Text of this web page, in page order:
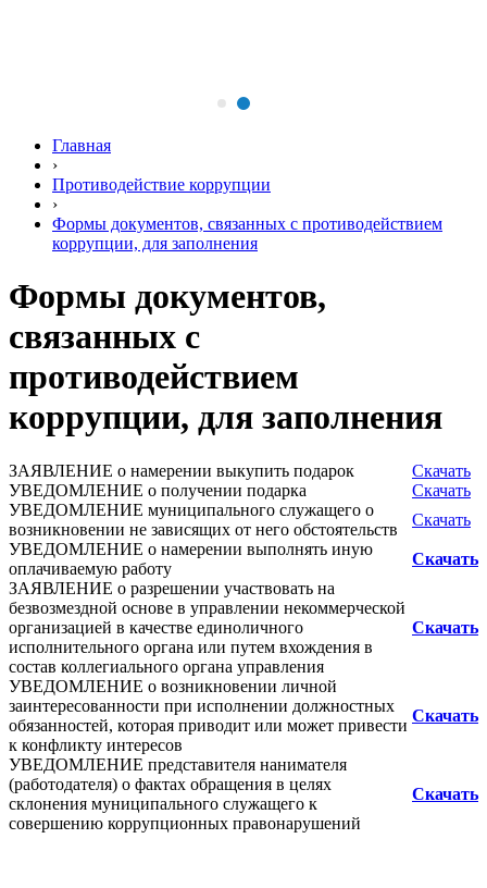
Главная
›
Противодействие коррупции
›
Формы документов, связанных с противодействием
коррупции, для заполнения
Формы документов,
связанных с
противодействием
коррупции, для заполнения
ЗАЯВЛЕНИЕ о намерении выкупить подарок
Скачать
УВЕДОМЛЕНИЕ о получении подарка
Скачать
УВЕДОМЛЕНИЕ муниципального служащего о
возникновении не зависящих от него обстоятельств
Скачать
УВЕДОМЛЕНИЕ о намерении выполнять иную
оплачиваемую работу
Скачать
ЗАЯВЛЕНИЕ о разрешении участвовать на
безвозмездной основе в управлении некоммерческой
организацией в качестве единоличного
исполнительного органа или путем вхождения в
состав коллегиального органа управления
Скачать
УВЕДОМЛЕНИЕ о возникновении личной
заинтересованности при исполнении должностных
обязанностей, которая приводит или может привести
к конфликту интересов
Скачать
УВЕДОМЛЕНИЕ представителя нанимателя
(работодателя) о фактах обращения в целях
склонения муниципального служащего к
совершению коррупционных правонарушений
Скачать